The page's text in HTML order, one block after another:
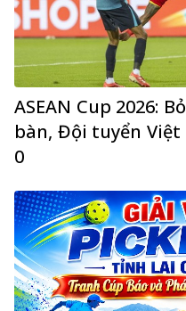
ASEAN Cup 2026:
bàn, Đội tuyển Việt
0